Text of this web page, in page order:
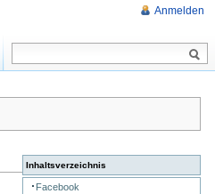
Inhaltsverzeichnis
Facebook
Anmelden